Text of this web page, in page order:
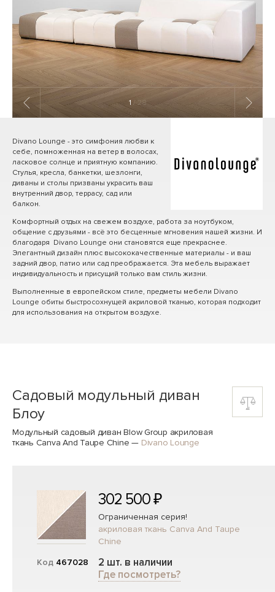
1 / 28
Divano Lounge - это симфония любви к
себе, помноженная на ветер в волосах,
ласковое солнце и приятную компанию.
Стулья, кресла, банкетки, шезлонги,
диваны и столы призваны украсить ваш
внутренний двор, террасу, сад или
балкон.
Комфортный отдых на свежем воздухе, работа за ноутбуком,
общение с друзьями - всё это бесценные мгновения нашей жизни. И
благодаря Divano Lounge они становятся еще прекраснее.
Элегантный дизайн плюс высококачественные материалы - и ваш
задний двор, патио или сад преображается. Эта мебель выражает
индивидуальность и присущий только вам стиль жизни.
Выполненные в европейском стиле, предметы мебели Divano
Lounge обиты быстросохнущей акриловой тканью, которая подходит
для использования на открытом воздухе.
Садовый модульный диван
Блоу
Модульный садовый диван Blow Group акриловая
ткань Canva And Taupe Chine — Divano Lounge
Код 467028
302 500 ₽
Ограниченная серия!
акриловая ткань Canva And Taupe
Chine
2 шт. в наличии
Где посмотреть?